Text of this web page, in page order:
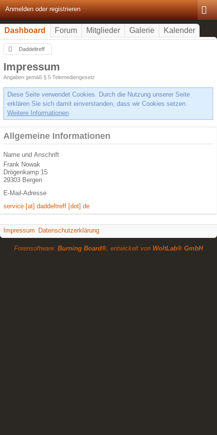
Anmelden oder registrieren
Dashboard Forum Mitglieder Galerie Kalender
Daddeltreff
Impressum
Angaben gemäß § 5 Telemediengesetz
Diese Seite verwendet Cookies. Durch die Nutzung unserer Seite
erklären Sie sich damit einverstanden, dass wir Cookies setzen.
Weitere Informationen
Allgemeine Informationen
Name und Anschrift
Frank Nowak
Drögenkamp 15
29303 Bergen
E-Mail-Adresse
service [at] daddeltreff [dot] de
Impressum Datenschutzerklärung
Forensoftware: Burning Board®, entwickelt von WoltLab® GmbH